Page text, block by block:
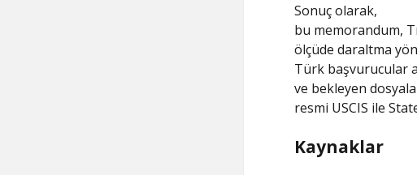
Sonuç olarak,
bu memorandum,
ölçüde daraltma
Türk başvurucular
ve bekleyen
resmi USCIS ile
Kaynaklar